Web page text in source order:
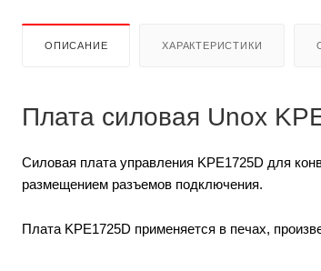
ОПИСАНИЕ ХАРАКТЕРИСТИКИ
Плата силовая Unox
Силовая плата управления KPE1725D для
размещением разъемов подключения.
Плата KPE1725D применяется в печах,